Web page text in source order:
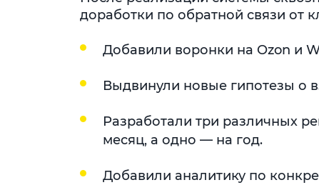
доработки по обратной связи от
Добавили воронки на Ozon и
Выдвинули новые гипотезы о
Разработали три различных
месяц, а одно — на год.
Добавили аналитику по